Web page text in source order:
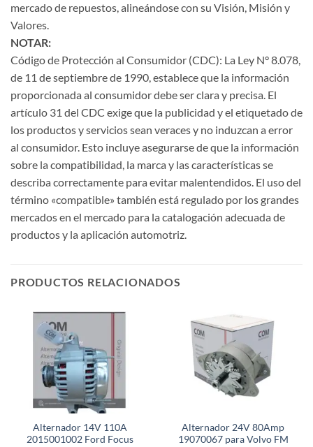
mercado de repuestos, alineándose con su Visión, Misión y
Valores.
NOTAR:
Código de Protección al Consumidor (CDC): La Ley N° 8.078,
de 11 de septiembre de 1990, establece que la información
proporcionada al consumidor debe ser clara y precisa. El
artículo 31 del CDC exige que la publicidad y el etiquetado de
los productos y servicios sean veraces y no induzcan a error
al consumidor. Esto incluye asegurarse de que la información
sobre la compatibilidad, la marca y las características se
describa correctamente para evitar malentendidos. El uso del
término «compatible» también está regulado por los grandes
mercados en el mercado para la catalogación adecuada de
productos y la aplicación automotriz.
PRODUCTOS RELACIONADOS
Alternador 14V 110A
2015001002 Ford Focus
Alternador 24V 80Amp
19070067 para Volvo FM